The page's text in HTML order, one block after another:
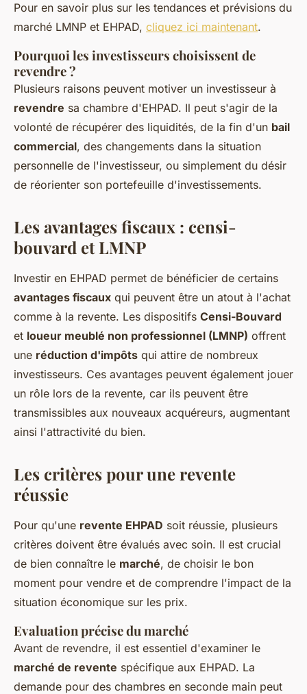
Pour en savoir plus sur les tendances et prévisions du
marché LMNP et EHPAD, cliquez ici maintenant.
Pourquoi les investisseurs choisissent de
revendre ?
Plusieurs raisons peuvent motiver un investisseur à
revendre sa chambre d'EHPAD. Il peut s'agir de la
volonté de récupérer des liquidités, de la fin d'un bail
commercial, des changements dans la situation
personnelle de l'investisseur, ou simplement du désir
de réorienter son portefeuille d'investissements.
Les avantages fiscaux : censi-
bouvard et LMNP
Investir en EHPAD permet de bénéficier de certains
avantages fiscaux qui peuvent être un atout à l'achat
comme à la revente. Les dispositifs Censi-Bouvard
et loueur meublé non professionnel (LMNP) offrent
une réduction d'impôts qui attire de nombreux
investisseurs. Ces avantages peuvent également jouer
un rôle lors de la revente, car ils peuvent être
transmissibles aux nouveaux acquéreurs, augmentant
ainsi l'attractivité du bien.
Les critères pour une revente
réussie
Pour qu'une revente EHPAD soit réussie, plusieurs
critères doivent être évalués avec soin. Il est crucial
de bien connaître le marché, de choisir le bon
moment pour vendre et de comprendre l'impact de la
situation économique sur les prix.
Evaluation précise du marché
Avant de revendre, il est essentiel d'examiner le
marché de revente spécifique aux EHPAD. La
demande pour des chambres en seconde main peut